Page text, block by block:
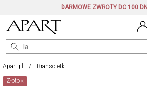
DARMOWE ZWROTY DO 100 DNI
Apart.pl Bransoletki
Złoto×